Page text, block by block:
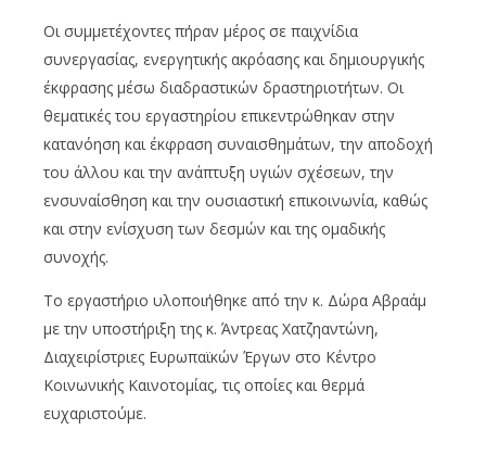
Οι συμμετέχοντες πήραν μέρος σε παιχνίδια
συνεργασίας, ενεργητικής ακρόασης και δημιουργικής
έκφρασης μέσω διαδραστικών δραστηριοτήτων. Οι
θεματικές του εργαστηρίου επικεντρώθηκαν στην
κατανόηση και έκφραση συναισθημάτων, την αποδοχή
του άλλου και την ανάπτυξη υγιών σχέσεων, την
ενσυναίσθηση και την ουσιαστική επικοινωνία, καθώς
και στην ενίσχυση των δεσμών και της ομαδικής
συνοχής.
Το εργαστήριο υλοποιήθηκε από την κ. Δώρα Αβραάμ
με την υποστήριξη της κ. Άντρεας Χατζηαντώνη,
Διαχειρίστριες Ευρωπαϊκών Έργων στο Κέντρο
Κοινωνικής Καινοτομίας, τις οποίες και θερμά
ευχαριστούμε.